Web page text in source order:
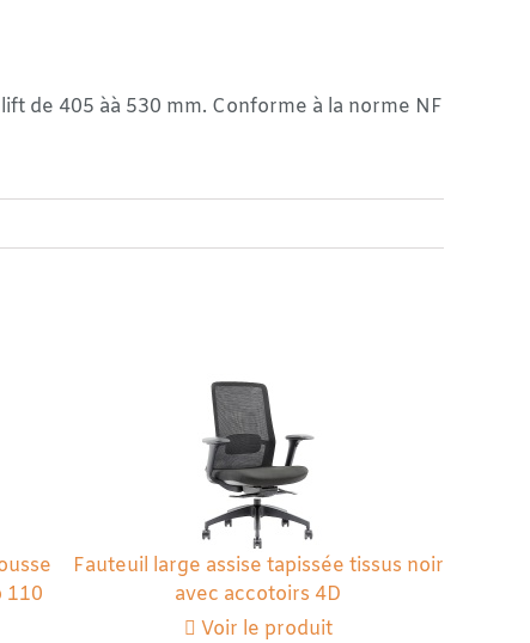
de 405 àà 530 mm. Conforme à la norme NF
110
Fauteuil large assise tapissée tissus noir
avec accotoirs 4D
Voir le produit